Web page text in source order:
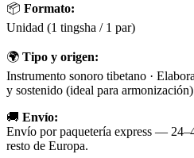
📦 Formato:
Unidad (1 tingsha / 1 par)
🌍 Tipo y origen:
Instrumento sonoro tibetano ·
y sostenido (ideal para armonización)
🚚 Envío:
Envío por paquetería express —
resto de Europa.